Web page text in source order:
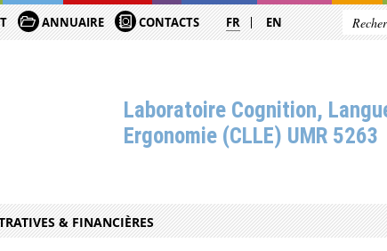
ANNUAIRE CONTACTS FR EN
Laboratoire Cognition,
Ergonomie (CLLE) UMR 5263
& FINANCIÈRES